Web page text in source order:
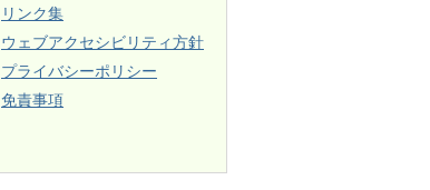
リンク集
ウェブアクセシビリティ方針
プライバシーポリシー
免責事項